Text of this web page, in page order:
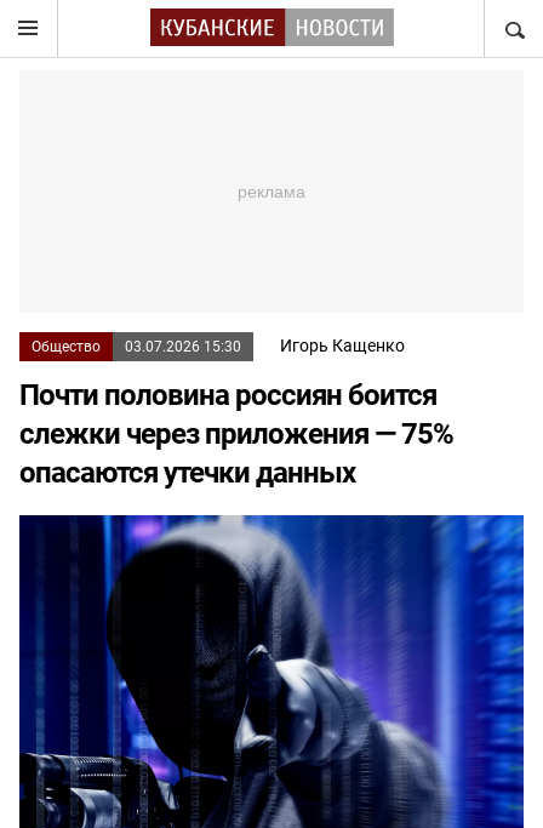
Общество 03.07.2026 15:30 Игорь Кащенко
Почти половина россиян боится
слежки через приложения — 75%
опасаются утечки данных